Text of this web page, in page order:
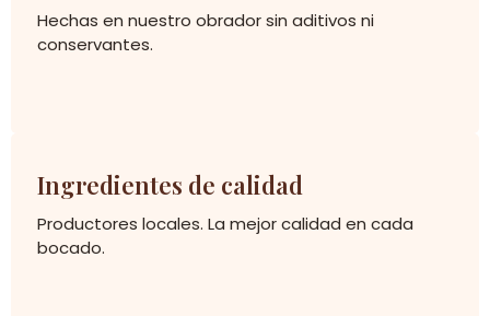
Hechas en nuestro obrador sin aditivos ni
conservantes.
Ingredientes de calidad
Productores locales. La mejor calidad en cada
bocado.